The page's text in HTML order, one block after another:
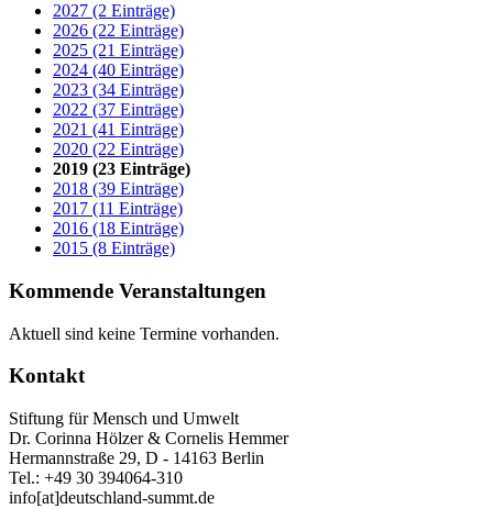
2027 (2 Einträge)
2026 (22 Einträge)
2025 (21 Einträge)
2024 (40 Einträge)
2023 (34 Einträge)
2022 (37 Einträge)
2021 (41 Einträge)
2020 (22 Einträge)
2019 (23 Einträge)
2018 (39 Einträge)
2017 (11 Einträge)
2016 (18 Einträge)
2015 (8 Einträge)
Kommende Veranstaltungen
Aktuell sind keine Termine vorhanden.
Kontakt
Stiftung für Mensch und Umwelt
Dr. Corinna Hölzer & Cornelis Hemmer
Hermannstraße 29, D - 14163 Berlin
Tel.: +49 30 394064-310
info[at]deutschland-summt.de